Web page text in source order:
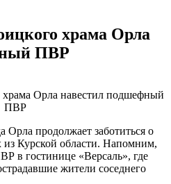
храма Орла
ПВР
Орла продолжает заботиться о
Курской области. Напомним,
в гостинице «Версаль», где
жители соседнего